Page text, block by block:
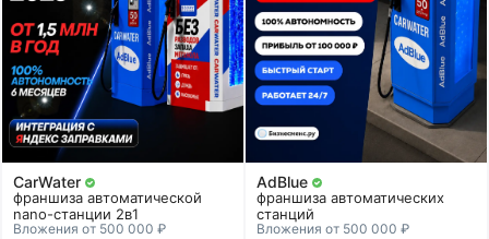
CarWater
франшиза автоматической
nano-станции 2в1
Вложения от 500 000 ₽
AdBlue
франшиза автоматических
станций
Вложения от 500 000 ₽